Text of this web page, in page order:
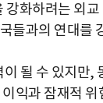
화하려는 외
들과의 연대를
될 수 있지만,
익과 잠재적